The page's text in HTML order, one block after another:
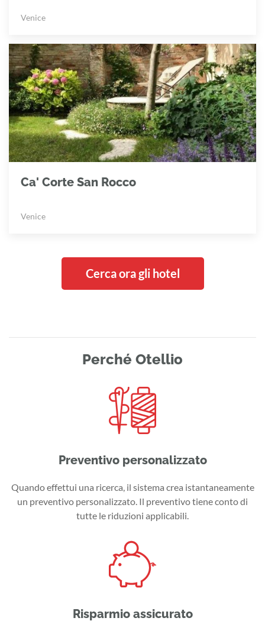
Venice
Ca' Corte San Rocco
Venice
Cerca ora gli hotel
Perché Otellio
Preventivo personalizzato
Quando effettui una ricerca, il sistema crea istantaneamente
un preventivo personalizzato. Il preventivo tiene conto di
tutte le riduzioni applicabili.
Risparmio assicurato